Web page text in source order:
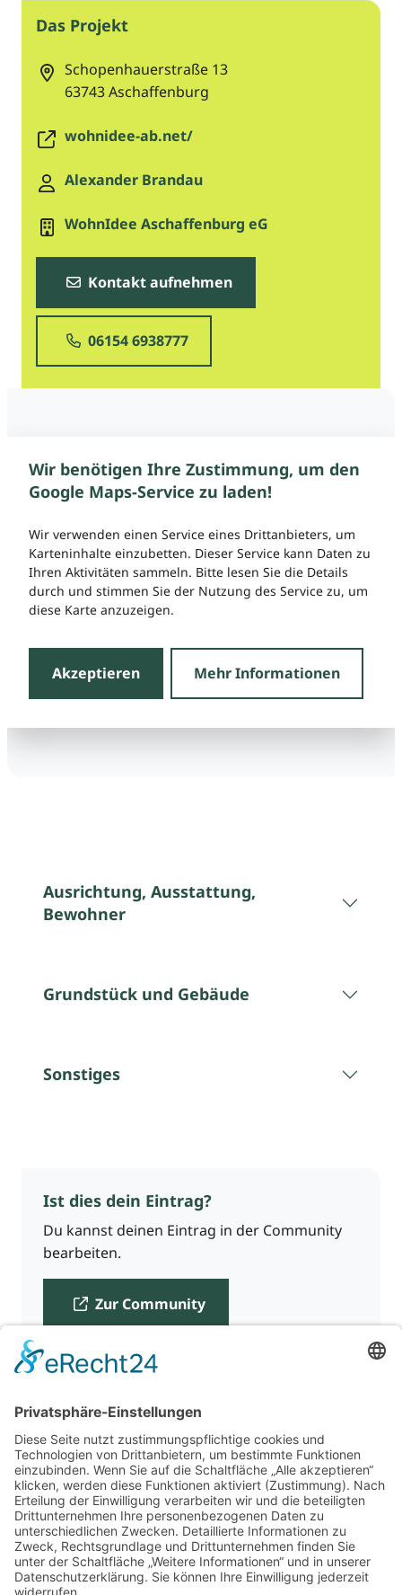
Das Projekt
Schopenhauerstraße 13
63743Aschaffenburg
wohnidee-ab.net/
Alexander Brandau
WohnIdee Aschaffenburg eG
Kontakt aufnehmen
06154 6938777
Wir benötigen Ihre Zustimmung, um den
Google Maps-Service zu laden!
Wir verwenden einen Service eines Drittanbieters, um
Karteninhalte einzubetten. Dieser Service kann Daten zu
Ihren Aktivitäten sammeln. Bitte lesen Sie die Details
durch und stimmen Sie der Nutzung des Service zu, um
diese Karte anzuzeigen.
Akzeptieren Mehr Informationen
Ausrichtung, Ausstattung,
Bewohner
Grundstück und Gebäude
Sonstiges
Ist dies dein Eintrag?
Du kannst deinen Eintrag in der Community
bearbeiten.
Zur Community
Für Beratende
Kontakt
Über uns